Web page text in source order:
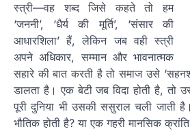
स्त्री—वह शब्द जिसे कहते तो हम
‘जननी’, ‘धैर्य की मूर्ति’, ‘संसार की
आधारशिला’ हैं, लेकिन जब वही स्त्री
अपने अधिकार, सम्मान और भावनात्मक
सहारे की बात करती है तो समाज उसे
डालता है। एक बेटी जब विदा होती है, तो
पूरी दुनिया भी उसकी ससुराल चली जाती
भौतिक होती है? या एक गहरी मानसिक